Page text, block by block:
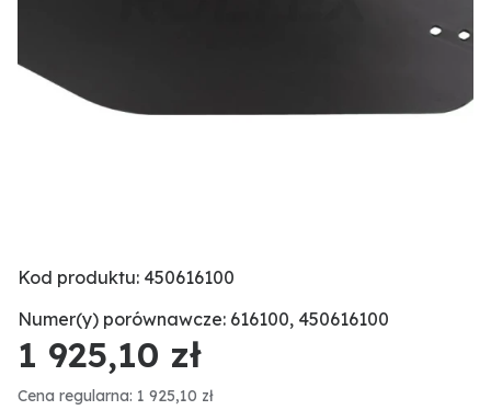
Kod produktu: 450616100
Numer(y) porównawcze: 616100, 450616100
1 925,10 zł
Cena regularna: 1 925,10 zł